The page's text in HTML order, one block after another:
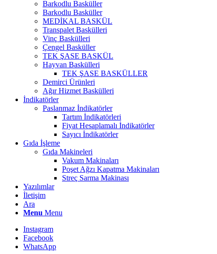
Barkodlu Basküller
Barkodlu Basküller
MEDİKAL BASKÜL
Transpalet Baskülleri
Vinç Baskülleri
Çengel Basküller
TEK ŞASE BASKÜL
Hayvan Baskülleri
TEK ŞASE BASKÜLLER
Demirci Ürünleri
Ağır Hizmet Baskülleri
İndikatörler
Paslanmaz İndikatörler
Tartım İndikatörleri
Fiyat Hesaplamalı İndikatörler
Sayıcı İndikatörler
Gıda İşleme
Gıda Makineleri
Vakum Makinaları
Poşet Ağzı Kapatma Makinaları
Streç Sarma Makinası
Yazılımlar
İletişim
Ara
Menu Menu
Instagram
Facebook
WhatsApp